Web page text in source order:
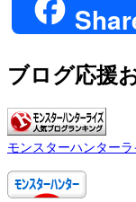
ブログ応援
モンスターハンター